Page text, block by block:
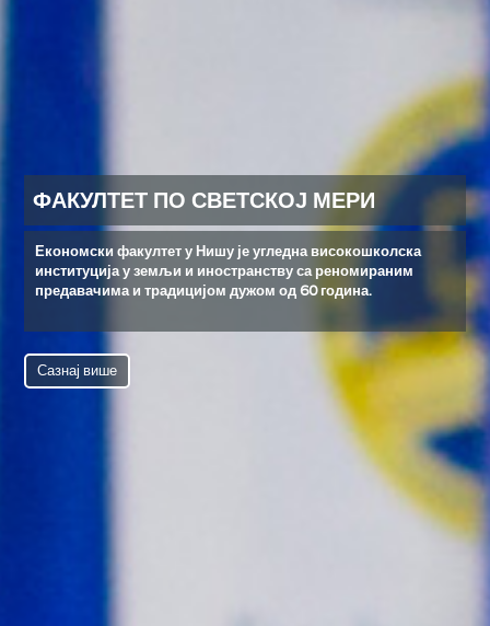
ФАКУЛТЕТ ПО СВЕТСКОЈ МЕРИ
Економски факултет у Нишу је угледна високошколска
институција у земљи и иностранству са реномираним
предавачима и традицијом дужом од 60 година.
Сазнај више